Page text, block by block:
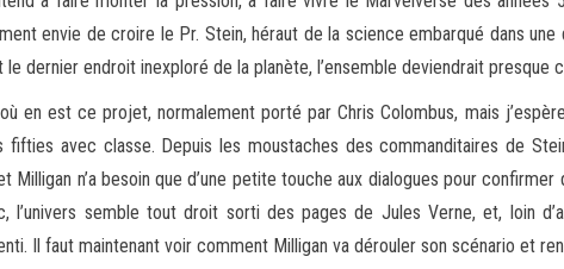
envie de croire le Pr. Stein, héraut de la science embarqué dans
dernier endroit inexploré de la planète, l’ensemble deviendrait
où en est ce projet, normalement porté par Chris Colombus, mais
fifties avec classe. Depuis les moustaches des commanditaires de
Milligan n’a besoin que d’une petite touche aux dialogues pour
l’univers semble tout droit sorti des pages de Jules Verne, et, loin
Il faut maintenant voir comment Milligan va dérouler son scénario et